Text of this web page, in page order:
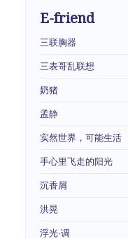
E-friend
三联胸器
三表哥乱联想
奶猪
孟静
实然世界，可能生活
手心里飞走的阳光
沉香屑
洪晃
浮光·调